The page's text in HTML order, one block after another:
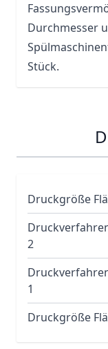
Durchmesser
Stück.
Druckgröße
2
1
Druckgröße